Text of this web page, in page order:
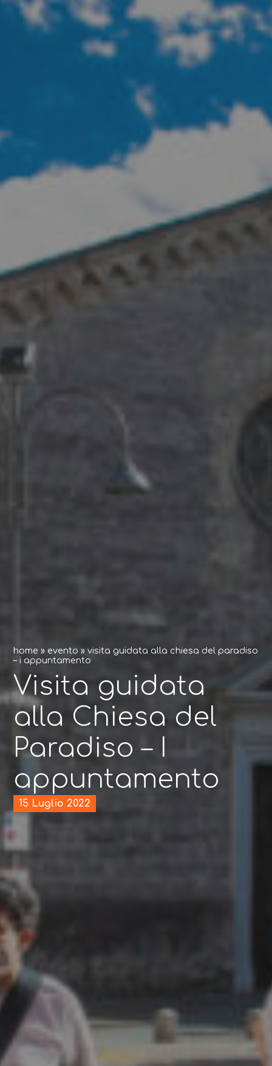
home » evento »visita guidata alla chiesa del paradiso
– i appuntamento
Visita guidata
alla Chiesa del
Paradiso – I
appuntamento
15 Luglio 2022